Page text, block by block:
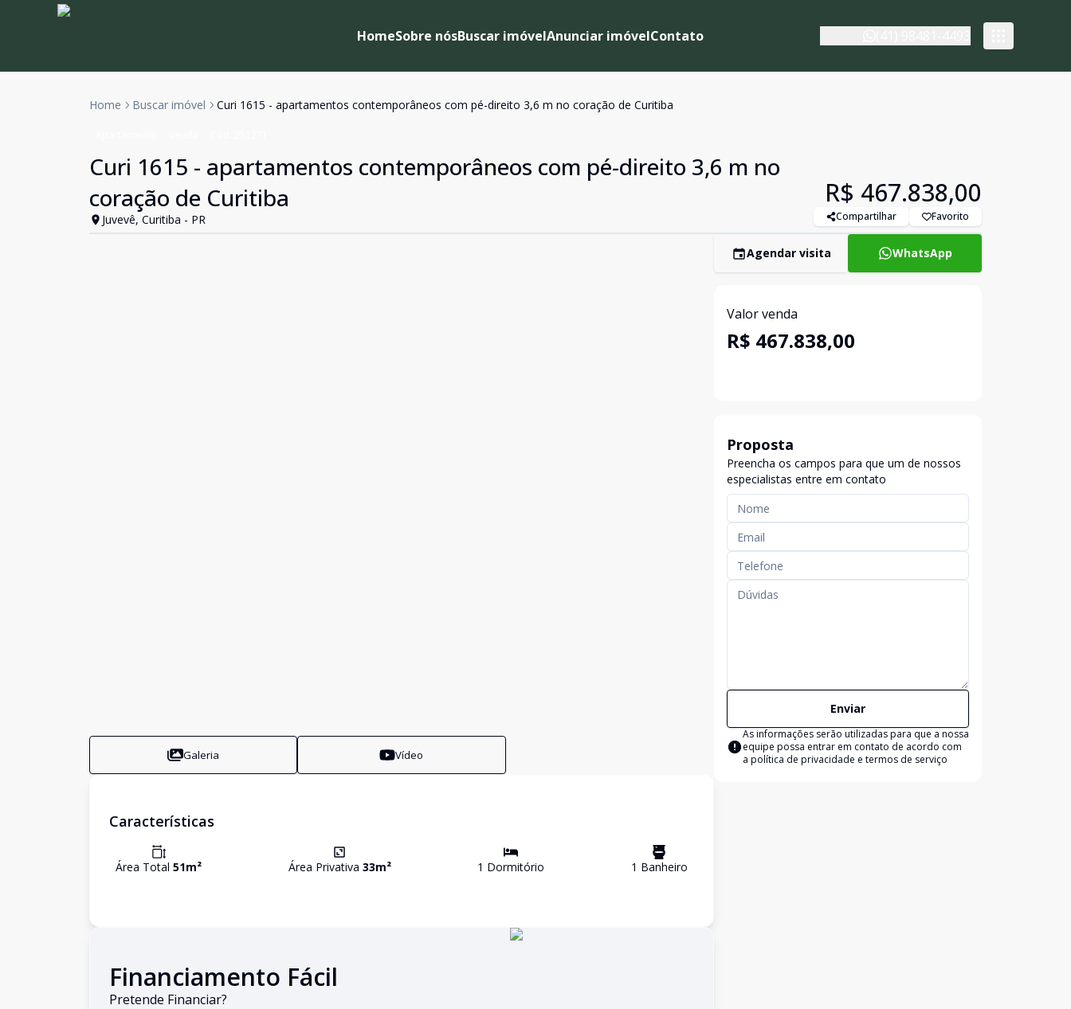
HomeSobre nósBuscar imóvelAnunciar imóvelContato
Home Buscar imóvel Curi 1615 - apartamentos contemporâneos com pé-direito 3,6 m no coração de Curitiba
Curi 1615 - apartamentos contemporâneos com pé-direito 3,6 m no
coração de Curitiba
Juvevê, Curitiba - PR
R$ 467.838,00
Compartilhar Favorito
Galeria Vídeo
Características
Área Total 51m² Área Privativa 33m² 1 Dormitório 1 Banheiro
Financiamento Fácil
Pretende Financiar?
Agendar visita WhatsApp
Valor venda
R$ 467.838,00
Proposta
Preencha os campos para que um de nossos
especialistas entre em contato
Enviar
As informações serão utilizadas para que a nossa
equipe possa entrar em contato de acordo com
a política de privacidade e termos de serviço